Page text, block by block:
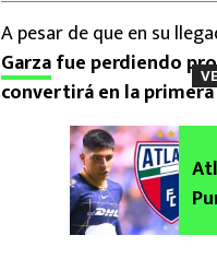
A pesar de que en su
Garzafue perdiendo
convertirá en la